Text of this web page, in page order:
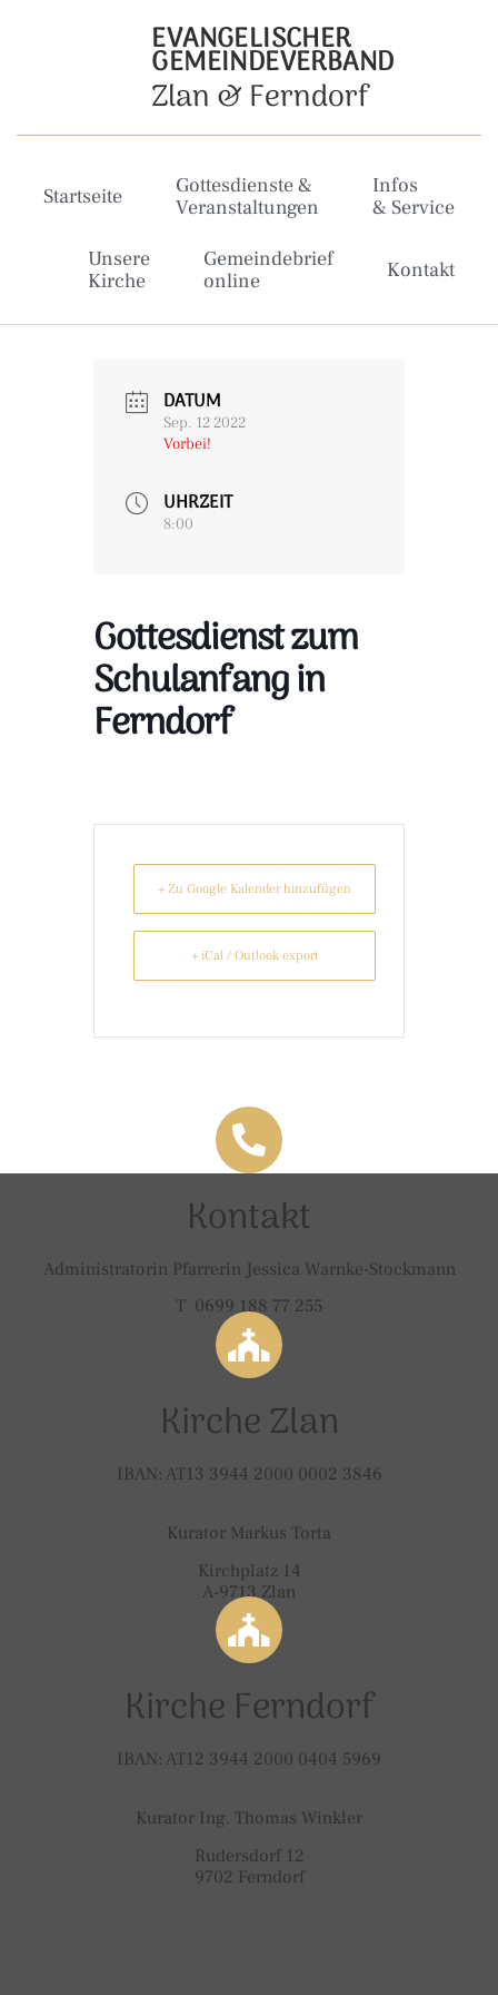
EVANGELISCHER
GEMEINDEVERBAND
Zlan & Ferndorf
Startseite
Gottesdienste &
Veranstaltungen
Infos
& Service
Unsere
Kirche
Gemeindebrief
online
Kontakt
DATUM
Sep. 12 2022
Vorbei!
UHRZEIT
8:00
Gottesdienst zum
Schulanfang in
Ferndorf
+ Zu Google Kalender hinzufügen
+ iCal / Outlook export
Kontakt
Administratorin Pfarrerin Jessica Warnke-Stockmann
T 0699 188 77 255
Kirche Zlan
IBAN: AT13 3944 2000 0002 3846
Kurator Markus Torta
Kirchplatz 14
A-9713 Zlan
Kirche Ferndorf
IBAN: AT12 3944 2000 0404 5969
Kurator Ing. Thomas Winkler
Rudersdorf 12
9702 Ferndorf